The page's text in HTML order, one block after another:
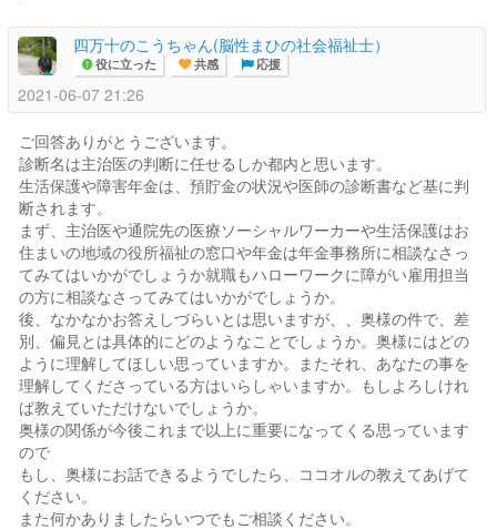
四万十のこうちゃん(脳性まひの社会福祉士）
役に立った 共感 応援
2021-06-07 21:26
ご回答ありがとうございます。
診断名は主治医の判断に任せるしか都内と思います。
生活保護や障害年金は、預貯金の状況や医師の診断書など基に判
断されます。
まず、主治医や通院先の医療ソーシャルワーカーや生活保護はお
住まいの地域の役所福祉の窓口や年金は年金事務所に相談なさっ
てみてはいかがでしょうか就職もハローワークに障がい雇用担当
の方に相談なさってみてはいかがでしょうか。
後、なかなかお答えしづらいとは思いますが、、奥様の件で、差
別、偏見とは具体的にどのようなことでしょうか。奥様にはどの
ように理解してほしい思っていますか。またそれ、あなたの事を
理解してくださっている方はいらしゃいますか。もしよろしけれ
ば教えていただけないでしょうか。
奥様の関係が今後これまで以上に重要になってくる思っています
ので
もし、奥様にお話できるようでしたら、ココオルの教えてあげて
ください。
また何かありましたらいつでもご相談ください。